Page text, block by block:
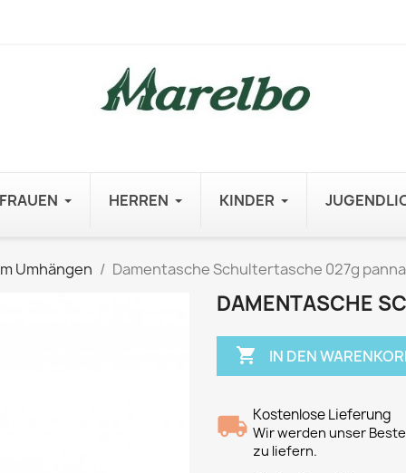
FRAUEN HERREN KINDER
Umhängen Damentasche Schultertasche 027g panna
DAMENTASCHE
 IN DEN
Kostenlose Lieferung
Wir werden unser
zu liefern.